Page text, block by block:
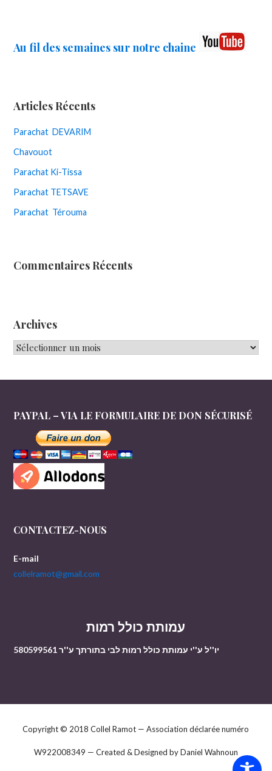
Au fil des semaines sur notre chaine
Articles Récents
Parachat DEVARIM
Chavouot
Parachat Ki-Tissa
Parachat TETSAVE
Parachat Térouma
Commentaires Récents
Archives
Archives
PAYPAL – VIA LE FORMULAIRE DE DON SÉCURISÉ
CONTACTEZ-NOUS
E-mail
collelramot@gmail.com
עמותת כולל רמות
יו''ל ע''י עמותת כולל רמות לבי בתורתך ע''ר 580599561
Copyright © 2018 Collel Ramot — Association déclarée numéro
W922008349 — Created & Designed by Daniel Wahnoun